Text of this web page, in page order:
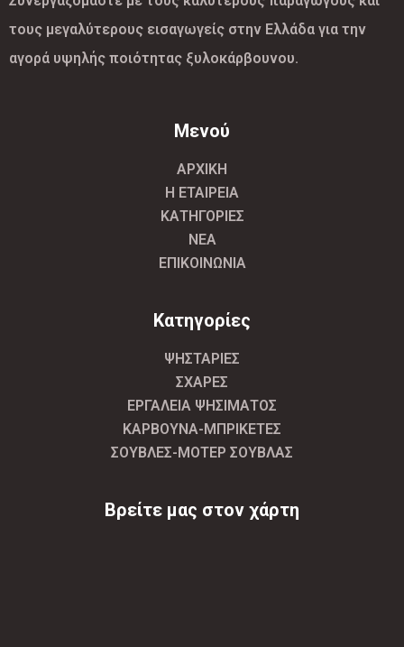
τους μεγαλύτερους εισαγωγείς στην Ελλάδα για την
αγορά υψηλής ποιότητας ξυλοκάρβουνου.
Μενού
ΑΡΧΙΚΗ
Η ΕΤΑΙΡΕΙΑ
ΚΑΤΗΓΟΡΙΕΣ
ΝΕΑ
ΕΠΙΚΟΙΝΩΝΙΑ
Κατηγορίες
ΨΗΣΤΑΡΙΕΣ
ΣΧΑΡΕΣ
ΕΡΓΑΛΕΙΑ ΨΗΣΙΜΑΤΟΣ
ΚΑΡΒΟΥΝΑ-ΜΠΡΙΚΕΤΕΣ
ΣΟΥΒΛΕΣ-ΜΟΤΕΡ ΣΟΥΒΛΑΣ
Βρείτε μας στον χάρτη